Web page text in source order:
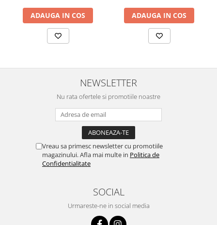
ADAUGA IN COS ADAUGA IN COS
NEWSLETTER
Nu rata ofertele si promotiile noastre
Vreau sa primesc newsletter cu promotiile
magazinului. Afla mai multe in Politica de
Confidentialitate
SOCIAL
Urmareste-ne in social media